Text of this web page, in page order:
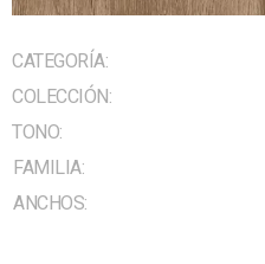
CATEGORÍA:
COLECCIÓN:
TONO:
FAMILIA:
ANCHOS: